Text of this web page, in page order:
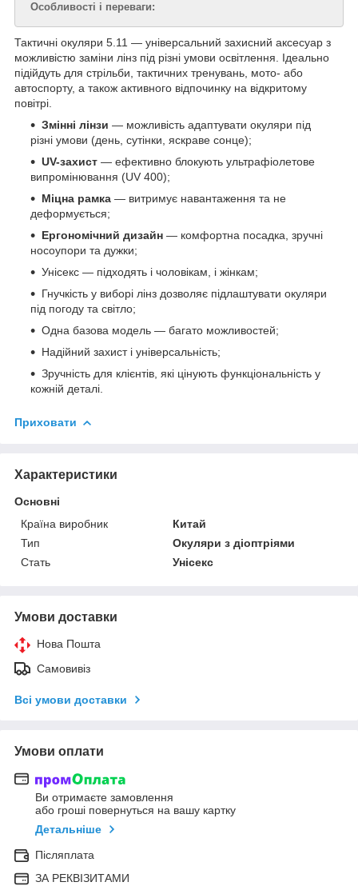
Особливості і переваги:
Тактичні окуляри 5.11 — універсальний захисний аксесуар з
можливістю заміни лінз під різні умови освітлення. Ідеально
підійдуть для стрільби, тактичних тренувань, мото- або
автоспорту, а також активного відпочинку на відкритому
повітрі.
Змінні лінзи — можливість адаптувати окуляри під
різні умови (день, сутінки, яскраве сонце);
UV-захист — ефективно блокують ультрафіолетове
випромінювання (UV 400);
Міцна рамка — витримує навантаження та не
деформується;
Ергономічний дизайн — комфортна посадка, зручні
носоупори та дужки;
Унісекс — підходять і чоловікам, і жінкам;
Гнучкість у виборі лінз дозволяє підлаштувати окуляри
під погоду та світло;
Одна базова модель — багато можливостей;
Надійний захист і універсальність;
Зручність для клієнтів, які цінують функціональність у
кожній деталі.
Приховати
Характеристики
Основні
Країна виробник
Китай
Тип
Окуляри з діоптріями
Стать
Унісекс
Умови доставки
Нова Пошта
Самовивіз
Всі умови доставки
Умови оплати
Ви отримаєте замовлення
або гроші повернуться на вашу картку
Детальніше
Післяплата
ЗА РЕКВІЗИТАМИ